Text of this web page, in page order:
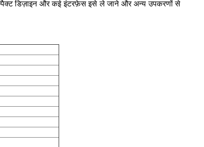
डिज़ाइन और कई इंटरफ़ेस इसे ले जाने और अन्य उपकरणों से